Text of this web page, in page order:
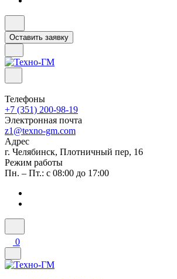
Оставить заявку
Телефоны
+7 (351) 200-98-19
Электронная почта
z1@texno-gm.com
Адрес
г. Челябинск, Плотничный пер, 16
Режим работы
Пн. – Пт.: с 08:00 до 17:00
0